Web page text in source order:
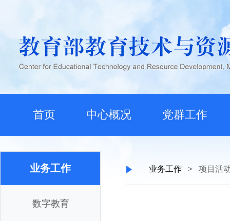
首页 中心概况 党群工作
业务工作
数字教育
业务工作 > 项目活